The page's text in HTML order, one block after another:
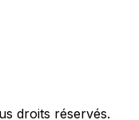
droits réservés.